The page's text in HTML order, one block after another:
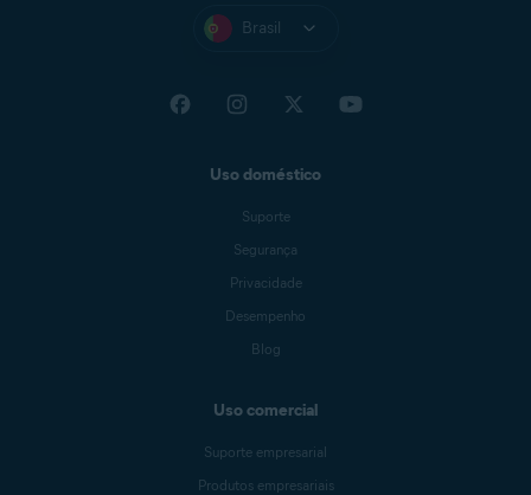
Brasil
Uso doméstico
Suporte
Segurança
Privacidade
Desempenho
Blog
Uso comercial
Suporte empresarial
Produtos empresariais